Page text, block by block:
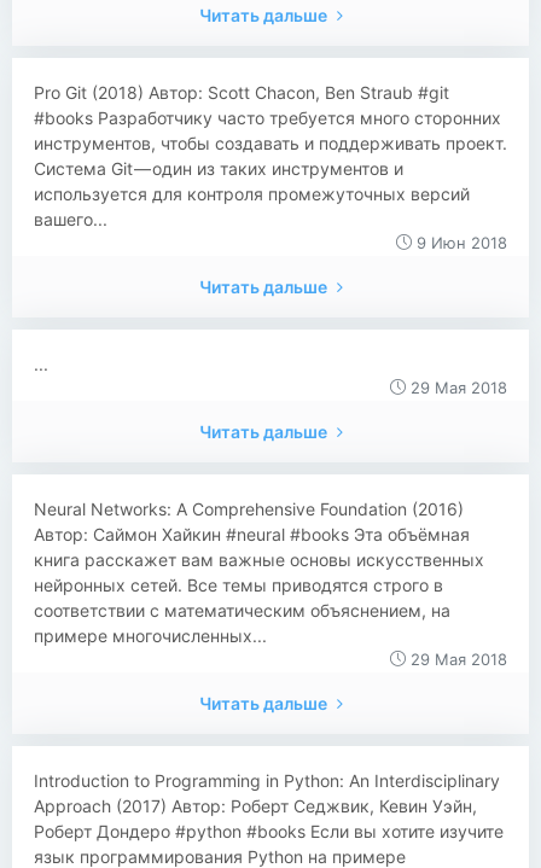
Читать дальше
​​Pro Git (2018) Автор: Scott Chacon, Ben Straub #git
#books Разработчику часто требуется много сторонних
инструментов, чтобы создавать и поддерживать проект.
Система Git — один из таких инструментов и
используется для контроля промежуточных версий
вашего...
9 Июн 2018
Читать дальше
...
29 Мая 2018
Читать дальше
​​Neural Networks: A Comprehensive Foundation (2016)
Автор: Саймон Хайкин #neural #books Эта объёмная
книга расскажет вам важные основы искусственных
нейронных сетей. Все темы приводятся строго в
соответствии с математическим объяснением, на
примере многочисленных...
29 Мая 2018
Читать дальше
​​Introduction to Programming in Python: An Interdisciplinary
Approach (2017) Автор: Роберт Седжвик, Кевин Уэйн,
Роберт Дондеро #python #books Если вы хотите изучите
язык программирования Python на примере